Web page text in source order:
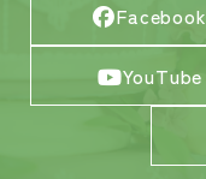
Facebook
YouTube